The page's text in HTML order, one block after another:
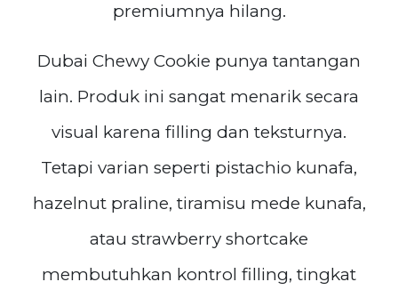
premiumnya hilang.
Dubai Chewy Cookie punya tantangan
lain. Produk ini sangat menarik secara
visual karena filling dan teksturnya.
Tetapi varian seperti pistachio kunafa,
hazelnut praline, tiramisu mede kunafa,
atau strawberry shortcake
membutuhkan kontrol filling, tingkat